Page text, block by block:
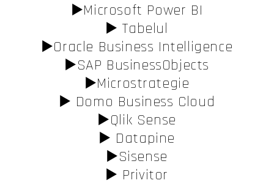
▶️Microsoft Power BI
▶️ Tabelul
▶️Oracle Business Intelligence
▶️SAP BusinessObjects
▶️Microstrategie
▶️ Domo Business Cloud
▶️Qlik Sense
▶️ Datapine
▶️Sisense
▶️ Privitor